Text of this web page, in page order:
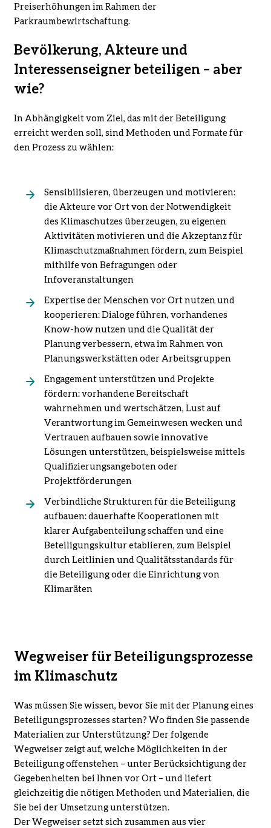
Preiserhöhungen im Rahmen der
Parkraumbewirtschaftung.
Bevölkerung, Akteure und
Interessenseigner beteiligen – aber
wie?
In Abhängigkeit vom Ziel, das mit der Beteiligung
erreicht werden soll, sind Methoden und Formate für
den Prozess zu wählen:
Sensibilisieren, überzeugen und motivieren:
die Akteure vor Ort von der Notwendigkeit
des Klimaschutzes überzeugen, zu eigenen
Aktivitäten motivieren und die Akzeptanz für
Klimaschutzmaßnahmen fördern, zum Beispiel
mithilfe von Befragungen oder
Infoveranstaltungen
Expertise der Menschen vor Ort nutzen und
kooperieren: Dialoge führen, vorhandenes
Know-how nutzen und die Qualität der
Planung verbessern, etwa im Rahmen von
Planungswerkstätten oder Arbeitsgruppen
Engagement unterstützen und Projekte
fördern: vorhandene Bereitschaft
wahrnehmen und wertschätzen, Lust auf
Verantwortung im Gemeinwesen wecken und
Vertrauen aufbauen sowie innovative
Lösungen unterstützen, beispielsweise mittels
Qualifizierungsangeboten oder
Projektförderungen
Verbindliche Strukturen für die Beteiligung
aufbauen: dauerhafte Kooperationen mit
klarer Aufgabenteilung schaffen und eine
Beteiligungskultur etablieren, zum Beispiel
durch Leitlinien und Qualitätsstandards für
die Beteiligung oder die Einrichtung von
Klimaräten
Wegweiser für Beteiligungsprozesse
im Klimaschutz
Was müssen Sie wissen, bevor Sie mit der Planung eines
Beteiligungsprozesses starten? Wo finden Sie passende
Materialien zur Unterstützung? Der folgende
Wegweiser zeigt auf, welche Möglichkeiten in der
Beteiligung offenstehen – unter Berücksichtigung der
Gegebenheiten bei Ihnen vor Ort – und liefert
gleichzeitig die nötigen Methoden und Materialien, die
Sie bei der Umsetzung unterstützen.
Der Wegweiser setzt sich zusammen aus vier